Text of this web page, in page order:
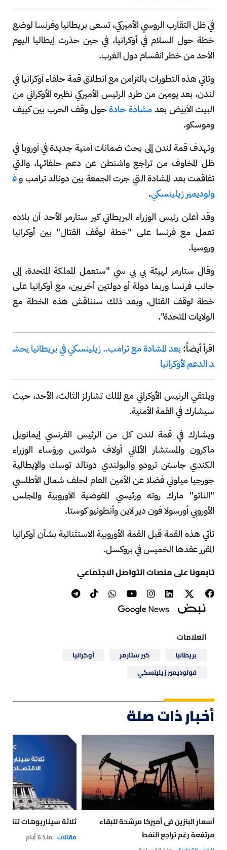
في ظل التقارب الروسي الأميركي، تسعى بريطانيا وفرنسا لوضع
خطة حول السلام في أوكرانيا، في حين حذرت إيطاليا اليوم
الأحد من خطر انقسام دول الغرب.
وتأتي هذه التطورات بالتزامن مع انطلاق قمة حلفاء أوكرانيا في
لندن، بعد يومين من طرد الرئيس الأميركي نظيره الأوكراني من
البيت الأبيض بعدمشادة حادةحول وقف الحرب بين كييف
وموسكو.
وتهدف قمة لندن إلى بحث ضمانات أمنية جديدة في أوروبا في
ظل المخاوف من تراجع واشنطن عن دعم حلفائها، والتي
تفاقمت بعد المشادة التي جرت الجمعة بين دونالد ترامب وف
ولوديمير زيلينسكي.
وقد أعلن رئيس الوزراء البريطاني كير ستارمر الأحد أن بلاده
تعمل مع فرنسا على "خطة لوقف القتال" بين أوكرانيا
وروسيا.
وقال ستارمر لهيئة بي بي سي "ستعمل المملكة المتحدة، إلى
جانب فرنسا وربما دولة أو دولتين أخريين، مع أوكرانيا على
خطة لوقف القتال، وبعد ذلك سنناقش هذه الخطة مع
الولايات المتحدة".
اقرأ أيضاً:بعد المشادة مع ترامب.. زيلينسكي في بريطانيا يحش
د الدعم لأوكرانيا
ويلتقي الرئيس الأوكراني مع الملك تشارلز الثالث، الأحد، حيث
سيشارك في القمة الأمنية.
ويشارك في قمة لندن كل من الرئيس الفرنسي إيمانويل
ماكرون والمستشار الألماني أولاف شولتس ورؤساء الوزراء
الكندي جاستن ترودو والبولندي دونالد توسك والإيطالية
جورجيا ميلوني فضلا عن الأمين العام لحلف شمال الأطلسي
"الناتو" مارك روته ورئيسي المفوضية الأوروبية والمجلس
الأوروبي أورسولا فون دير لاين وأنطونيو كوستا.
تأتي هذه القمة قبل القمة الأوروبية الاستثنائية بشأن أوكرانيا
المقرر عقدها الخميس في بروكسل.
تابعونا على منصات التواصل الاجتماعي
العلامات
بريطانيا كير ستارمر
أوكرانيا
فولوديمير زيلينسكي
أخبار ذات صلة
أسعار البنزين فى أميركا مرشحة للبقاء
مرتفعة رغم تراجع النفط
ثلاثة سيناريوهات تنتظر
مقالات منذ 6 أيام